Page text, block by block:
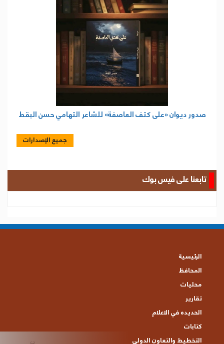
صدور ديوان «على كتف العاصفة» للشاعر التهامي حسن البقط
جميع الإصدارات
تابعنا على فيس بوك
الرئيسية
المحافظ
محليات
تقارير
الحديده في الاعلام
كتابات
التخطيط والتعاون الدولي